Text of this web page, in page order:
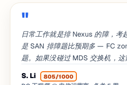
日常工作就是排 Nexus 的障，考
是 SAN 排障题比预期多 — FC
题。如果没碰过 MDS 交换机，这
S. Li
805/1000